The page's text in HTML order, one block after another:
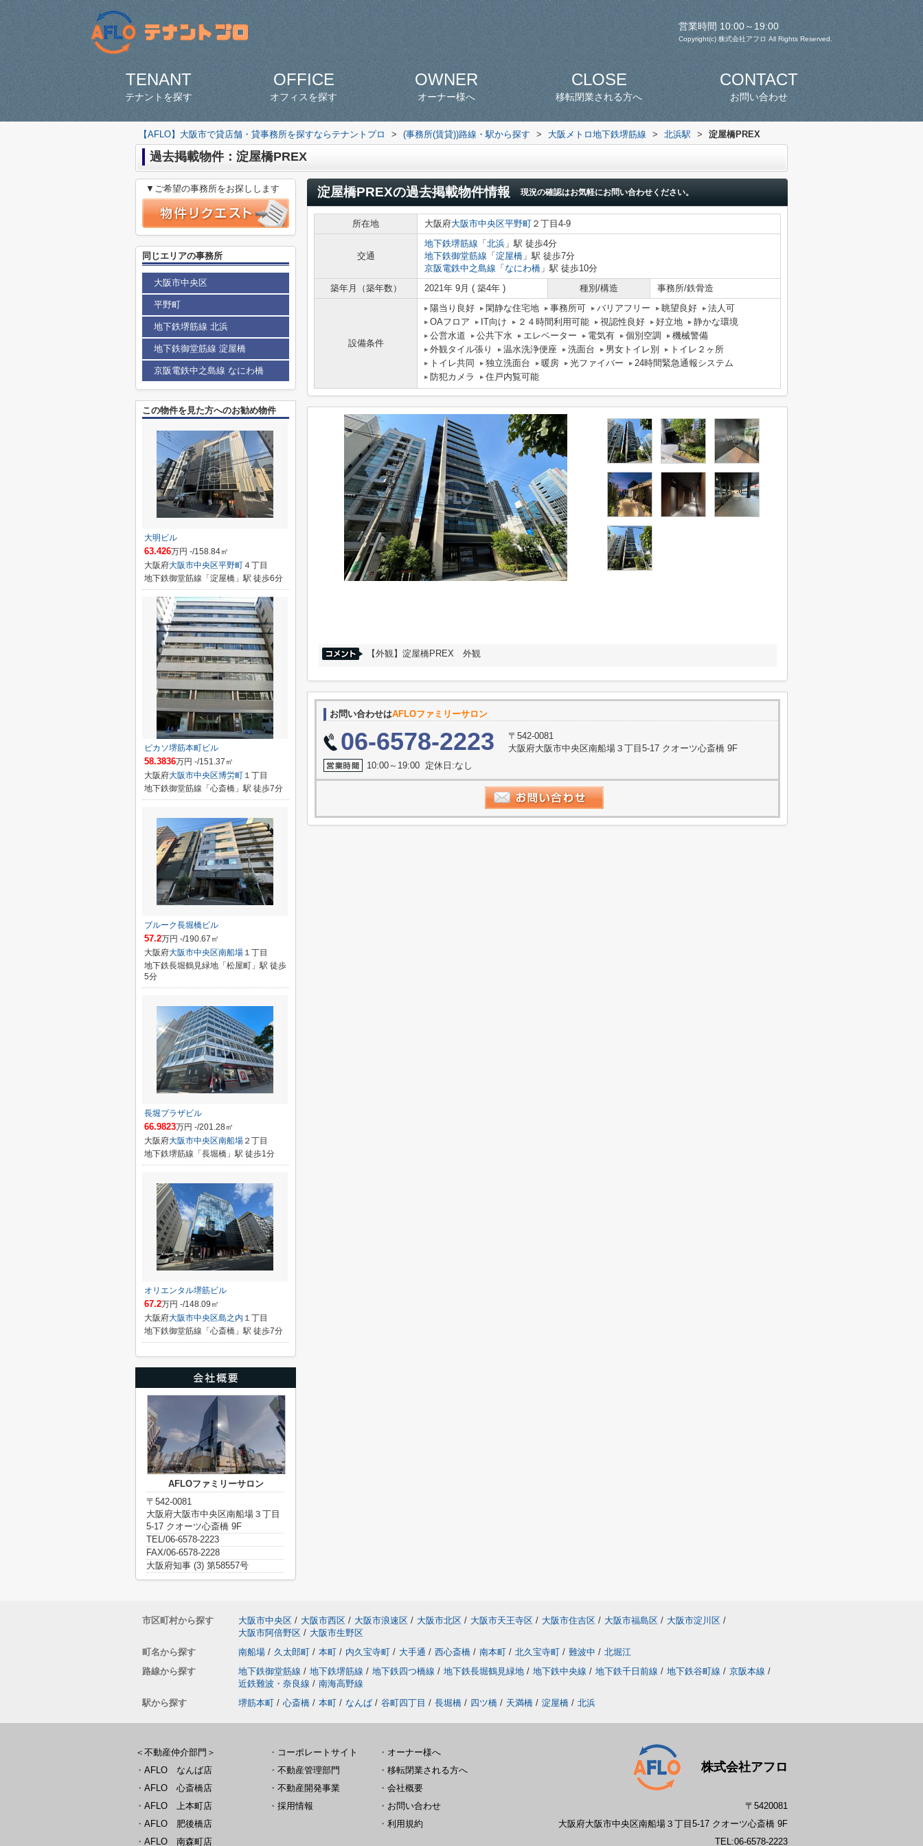
営業時間 10:00～19:00
Copyright(c) 株式会社アフロ All Rights Reserved.
TENANT
テナントを探す
OFFICE
オフィスを探す
OWNER
オーナー様へ
CLOSE
移転閉業される方へ
CONTACT
お問い合わせ
【AFLO】大阪市で貸店舗・貸事務所を探すならテナントプロ > (事務所(賃貸))路線・駅から探す > 大阪メトロ地下鉄堺筋線 > 北浜駅 > 淀屋橋PREX
過去掲載物件：淀屋橋PREX
淀屋橋PREXの過去掲載物件情報 現況の確認はお気軽にお問い合わせください。
所在地 大阪府大阪市中央区平野町 ２丁目4-9
交通
地下鉄堺筋線 「 北浜 」駅 徒歩4分
地下鉄御堂筋線 「 淀屋橋 」駅 徒歩7分
京阪電鉄中之島線 「 なにわ橋 」駅 徒歩10分
築年月（築年数）
2021年 9月 ( 築4年 ) 種別/構造 事務所/鉄骨造
設備条件
陽当り良好 閑静な住宅地 事務所可 バリアフリー 眺望良好
法人可
OAフロア
IT向け ２４時間利用可能 視認性良好 好立地
静かな環境
公営水道
公共下水 エレベーター 電気有 個別空調
機械警備
外観タイル張り
温水洗浄便座 洗面台 男女トイレ別
トイレ２ヶ所
トイレ共同
独立洗面台 暖房 光ファイバー
24時間緊急通報システム
防犯カメラ
住戸内覧可能
【外観】淀屋橋PREX 外観
お問い合わせはAFLOファミリーサロン
06-6578-2223
〒542-0081
大阪府大阪市中央区南船場３丁目5-17 クオーツ心斎橋 9F
10:00～19:00 定休日:なし
▼ご希望の事務所をお探しします
同じエリアの事務所
大阪市中央区
平野町
地下鉄堺筋線 北浜
地下鉄御堂筋線 淀屋橋
京阪電鉄中之島線 なにわ橋
この物件を見た方へのお勧め物件
大明ビル
63.426万円 -/158.84㎡
大阪府大阪市中央区平野町４丁目
地下鉄御堂筋線「淀屋橋」駅 徒歩6分
ピカソ堺筋本町ビル
58.3836万円 -/151.37㎡
大阪府大阪市中央区博労町 １丁目
地下鉄御堂筋線「心斎橋」駅 徒歩7分
ブルーク長堀橋ビル
57.2万円 -/190.67㎡
大阪府大阪市中央区南船場 １丁目
地下鉄長堀鶴見緑地「松屋町」駅 徒歩
5分
長堀プラザビル
66.9823万円 -/201.28㎡
大阪府大阪市中央区南船場 ２丁目
地下鉄堺筋線「長堀橋」駅 徒歩1分
オリエンタル堺筋ビル
67.2万円 -/148.09㎡
大阪府大阪市中央区島之内 １丁目
地下鉄御堂筋線「心斎橋」駅 徒歩7分
AFLOファミリーサロン
〒542-0081
大阪府大阪市中央区南船場３丁目
5-17 クオーツ心斎橋 9F
TEL/06-6578-2223
FAX/06-6578-2228
大阪府知事 (3) 第58557号
市区町村から探す 大阪市中央区 / 大阪市西区 / 大阪市浪速区 / 大阪市北区 / 大阪市天王寺区 / 大阪市住吉区 / 大阪市福島区 / 大阪市淀川区 /
大阪市阿倍野区 / 大阪市生野区
町名から探す
南船場 / 久太郎町 / 本町 / 内久宝寺町 / 大手通 / 西心斎橋 / 南本町 / 北久宝寺町 / 難波中 / 北堀江
路線から探す
地下鉄御堂筋線 / 地下鉄堺筋線 / 地下鉄四つ橋線 / 地下鉄長堀鶴見緑地 / 地下鉄中央線 / 地下鉄千日前線 / 地下鉄谷町線 / 京阪本線 /
近鉄難波・奈良線 / 南海高野線
駅から探す
堺筋本町 / 心斎橋 / 本町 / なんば / 谷町四丁目 / 長堀橋 / 四ツ橋 / 天満橋 / 淀屋橋 / 北浜
＜不動産仲介部門＞
・ AFLO なんば店
・ AFLO 心斎橋店
・ AFLO 上本町店
・ AFLO 肥後橋店
・ AFLO 南森町店
・ コーポレートサイト
・ 不動産管理部門
・ 不動産開発事業
・ 採用情報
・ オーナー様へ
・ 移転閉業される方へ
・ 会社概要
・ お問い合わせ
・ 利用規約
株式会社アフロ
〒5420081
大阪府大阪市中央区南船場３丁目5-17 クオーツ心斎橋 9F
TEL:06-6578-2223